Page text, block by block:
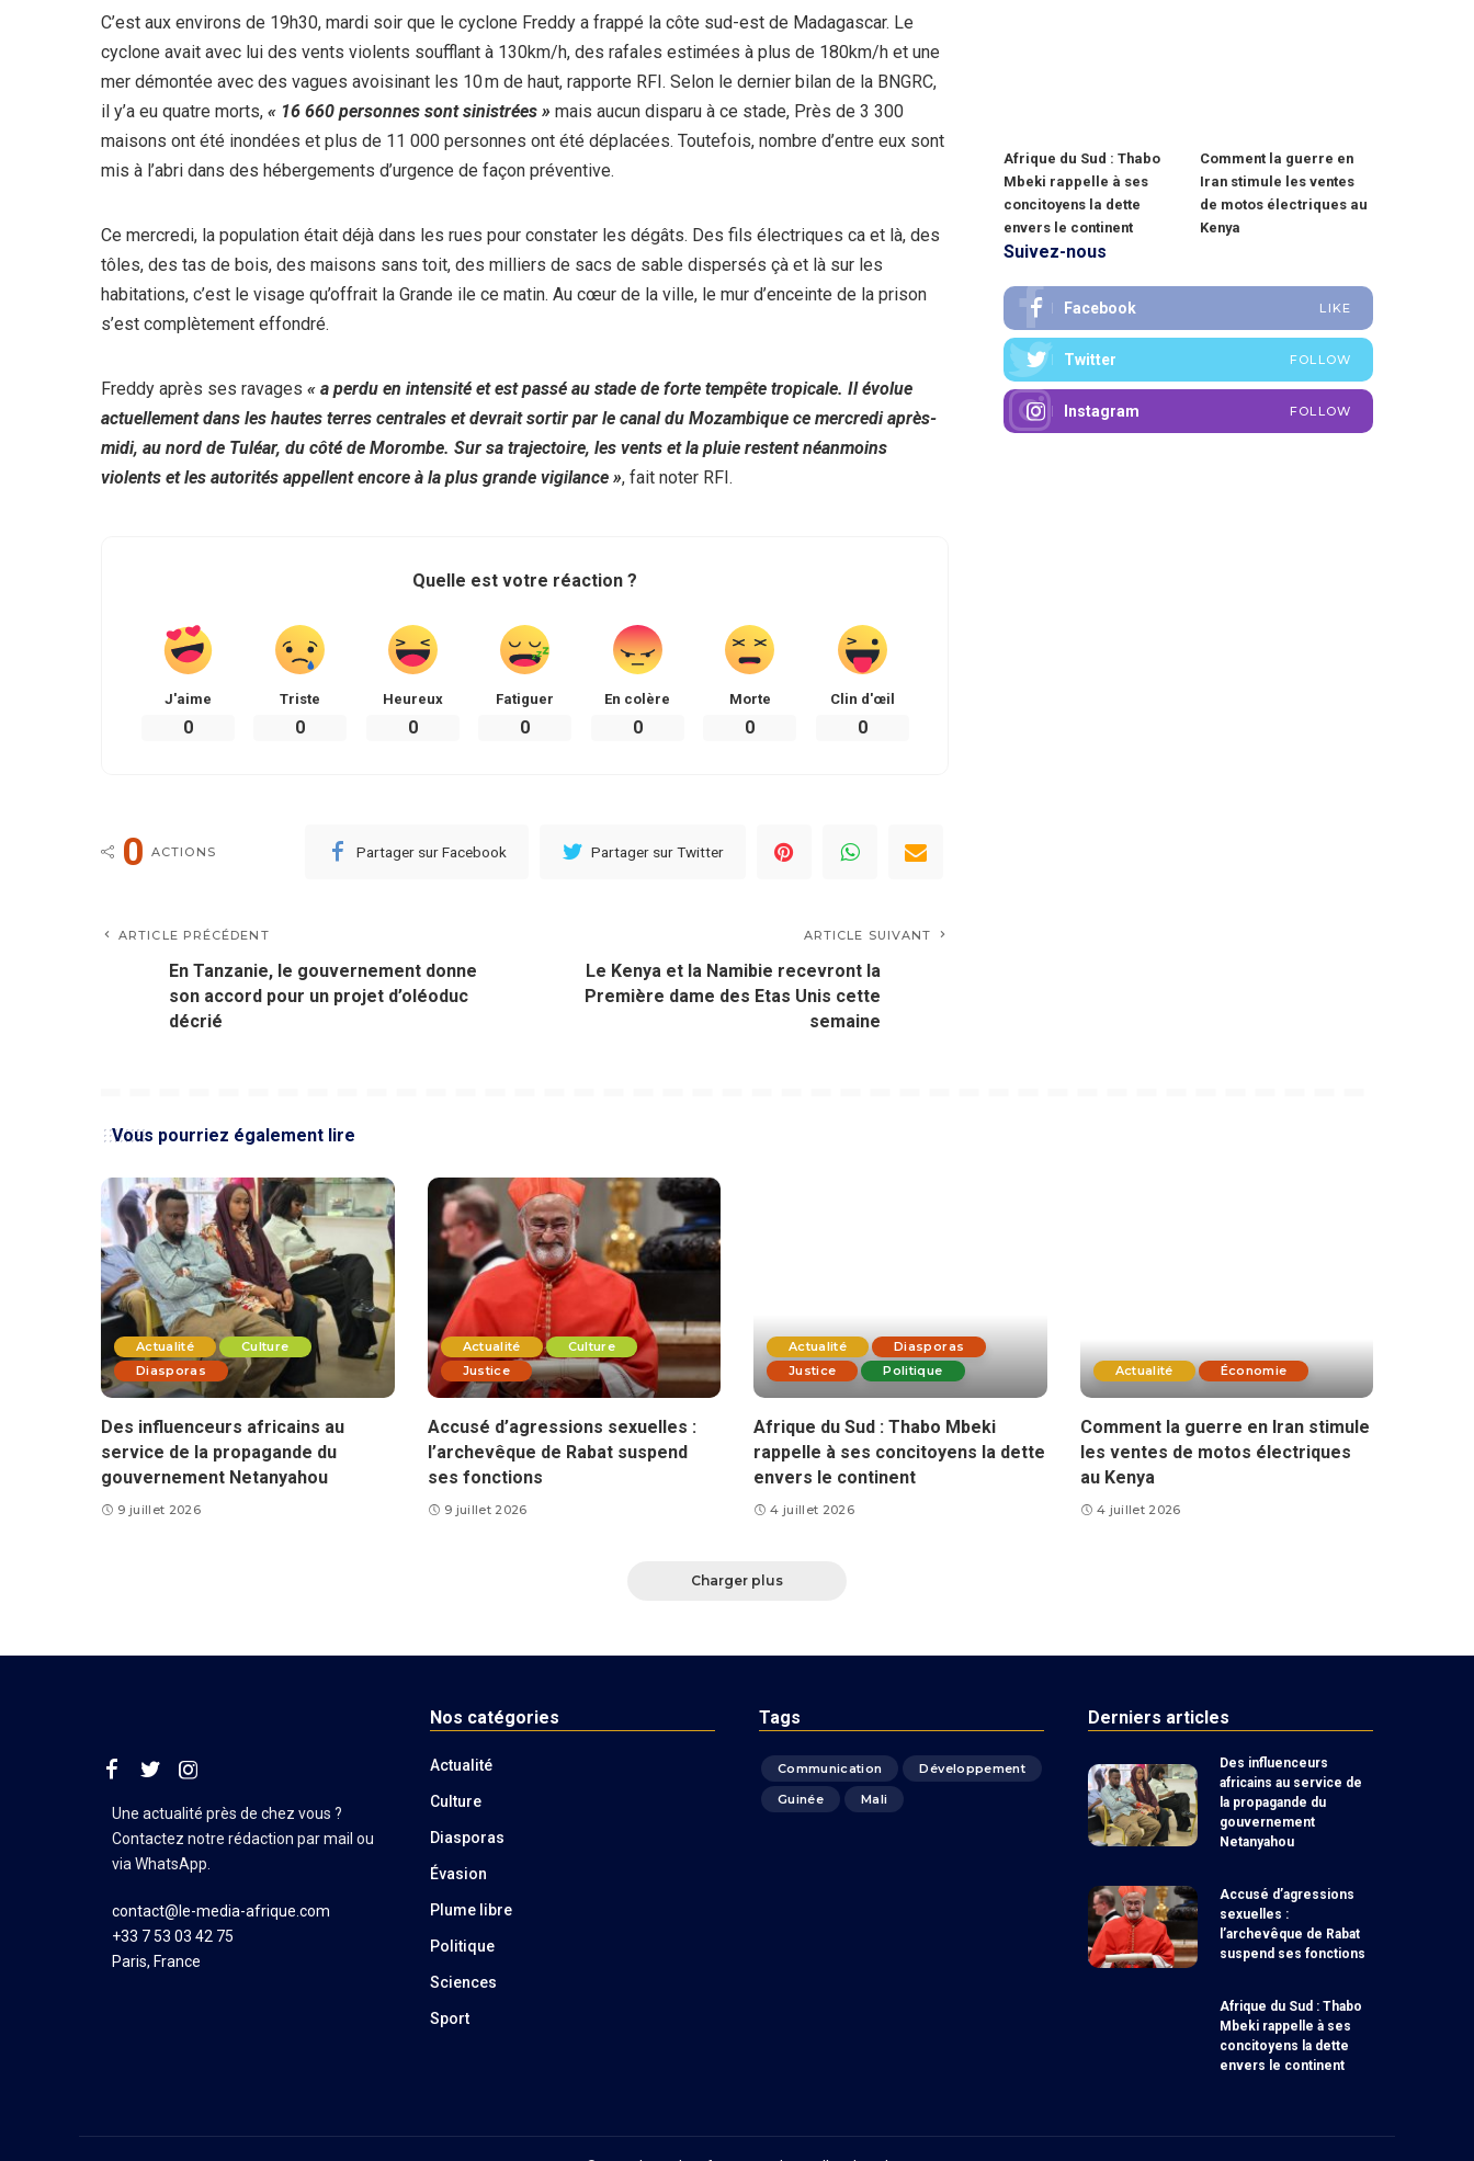
C’est aux environs de 19h30, mardi soir que le cyclone Freddy a frappé la côte sud-est de Madagascar. Le
cyclone avait avec lui des vents violents soufflant à 130km/h, des rafales estimées à plus de 180km/h et une
mer démontée avec des vagues avoisinant les 10 m de haut, rapporte RFI. Selon le dernier bilan de la BNGRC,
il y’a eu quatre morts, « 16 660 personnes sont sinistrées » mais aucun disparu à ce stade, Près de 3 300
maisons ont été inondées et plus de 11 000 personnes ont été déplacées. Toutefois, nombre d’entre eux sont
mis à l’abri dans des hébergements d’urgence de façon préventive.
Ce mercredi, la population était déjà dans les rues pour constater les dégâts. Des fils électriques ca et là, des
tôles, des tas de bois, des maisons sans toit, des milliers de sacs de sable dispersés çà et là sur les
habitations, c’est le visage qu’offrait la Grande ile ce matin. Au cœur de la ville, le mur d’enceinte de la prison
s’est complètement effondré.
Freddy après ses ravages « a perdu en intensité et est passé au stade de forte tempête tropicale. Il évolue
actuellement dans les hautes terres centrales et devrait sortir par le canal du Mozambique ce mercredi après-
midi, au nord de Tuléar, du côté de Morombe. Sur sa trajectoire, les vents et la pluie restent néanmoins
violents et les autorités appellent encore à la plus grande vigilance », fait noter RFI.
Quelle est votre réaction ?
J'aime
0
Triste
0
Heureux
0
Fatiguer
0
En colère
0
Morte
0
Clin d'œil
0
0 ACTIONS Partager sur Facebook Partager sur Twitter
ARTICLE PRÉCÉDENT
En Tanzanie, le gouvernement donne
son accord pour un projet d’oléoduc
décrié
ARTICLE SUIVANT
Le Kenya et la Namibie recevront la
Première dame des Etas Unis cette
semaine
Afrique du Sud : Thabo
Mbeki rappelle à ses
concitoyens la dette
envers le continent
Comment la guerre en
Iran stimule les ventes
de motos électriques au
Kenya
Suivez-nous
Facebook LIKE
Twitter FOLLOW
Instagram FOLLOW
Vous pourriez également lire
Actualité
Culture
Diasporas
Des influenceurs africains au
service de la propagande du
gouvernement Netanyahou
9 juillet 2026
Actualité
Culture
Justice
Accusé d’agressions sexuelles :
l’archevêque de Rabat suspend
ses fonctions
9 juillet 2026
Actualité
Diasporas
Justice
Politique
Afrique du Sud : Thabo Mbeki
rappelle à ses concitoyens la dette
envers le continent
4 juillet 2026
Actualité Économie
Comment la guerre en Iran stimule
les ventes de motos électriques
au Kenya
4 juillet 2026
Charger plus
Une actualité près de chez vous ?
Contactez notre rédaction par mail ou
via WhatsApp.
contact@le-media-afrique.com
+33 7 53 03 42 75
Paris, France
Nos catégories
Actualité
Culture
Diasporas
Évasion
Plume libre
Politique
Sciences
Sport
Tags
Communication
Développement
Guinée
Mali
Derniers articles
Des influenceurs
africains au service de
la propagande du
gouvernement
Netanyahou
Accusé d’agressions
sexuelles :
l’archevêque de Rabat
suspend ses fonctions
Afrique du Sud : Thabo
Mbeki rappelle à ses
concitoyens la dette
envers le continent